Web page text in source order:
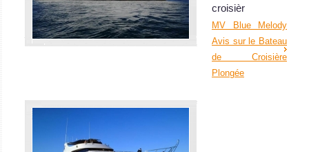
croisièr
MV Blue Melody
Avis sur le Bateau
de Croisière
Plongée